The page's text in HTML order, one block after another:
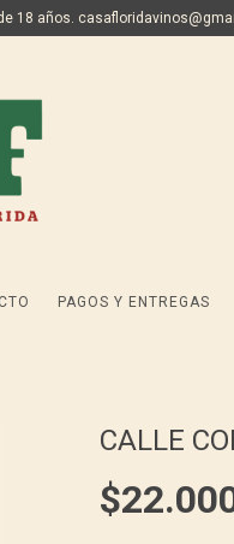
18 años.
PAGOS Y ENTREGAS
CALLE